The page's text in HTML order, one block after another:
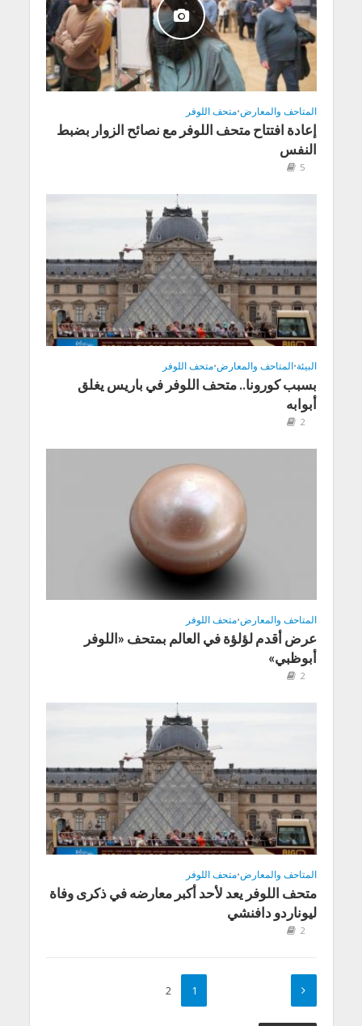
المتاحف والمعارض•متحف اللوفر
إعادة افتتاح متحف اللوفر مع نصائح الزوار بضبط
النفس
5
البيئة•المتاحف والمعارض•متحف اللوفر
بسبب كورونا.. متحف اللوفر في باريس يغلق
أبوابه
2
المتاحف والمعارض•متحف اللوفر
عرض أقدم لؤلؤة في العالم بمتحف «اللوفر
أبوظبي»
2
المتاحف والمعارض•متحف اللوفر
متحف اللوفر يعد لأحد أكبر معارضه في ذكرى وفاة
ليوناردو دافنشي
2
1
2